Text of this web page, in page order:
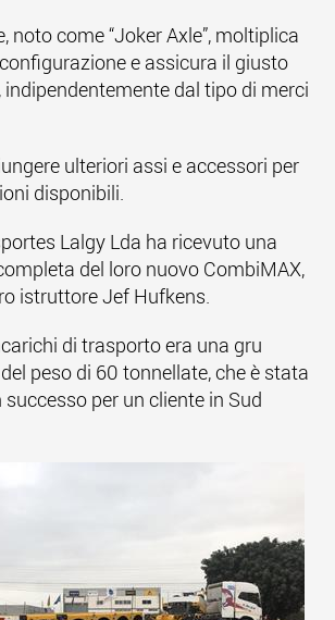
noto come “Joker Axle”, moltiplica
e assicura il giusto
indipendentemente dal tipo di merci
ulteriori assi e accessori per
disponibili.
Lalgy Lda ha ricevuto una
del loro nuovo CombiMAX,
istruttore Jef Hufkens.
di trasporto era una gru
peso di 60 tonnellate, che è stata
per un cliente in Sud